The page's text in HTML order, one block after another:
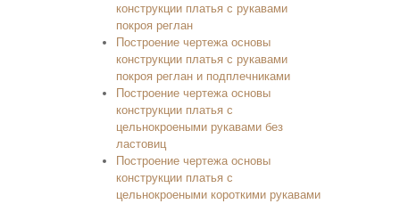
конструкции платья с рукавами
покроя реглан
Построение чертежа основы
конструкции платья с рукавами
покроя реглан и подплечниками
Построение чертежа основы
конструкции платья с
цельнокроеными рукавами без
ластовиц
Построение чертежа основы
конструкции платья с
цельнокроеными короткими рукавами